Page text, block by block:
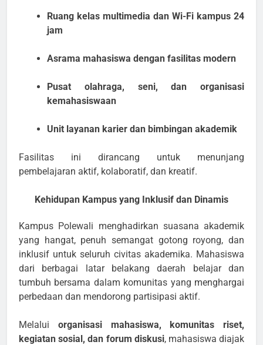
Ruang kelas multimedia dan Wi-Fi kampus 24
jam
Asrama mahasiswa dengan fasilitas modern
Pusat olahraga, seni, dan organisasi
kemahasiswaan
Unit layanan karier dan bimbingan akademik
Fasilitas ini dirancang untuk menunjang
pembelajaran aktif, kolaboratif, dan kreatif.
Kehidupan Kampus yang Inklusif dan Dinamis
Kampus Polewali menghadirkan suasana akademik
yang hangat, penuh semangat gotong royong, dan
inklusif untuk seluruh civitas akademika. Mahasiswa
dari berbagai latar belakang daerah belajar dan
tumbuh bersama dalam komunitas yang menghargai
perbedaan dan mendorong partisipasi aktif.
Melalui organisasi mahasiswa, komunitas riset,
kegiatan sosial, dan forum diskusi, mahasiswa diajak